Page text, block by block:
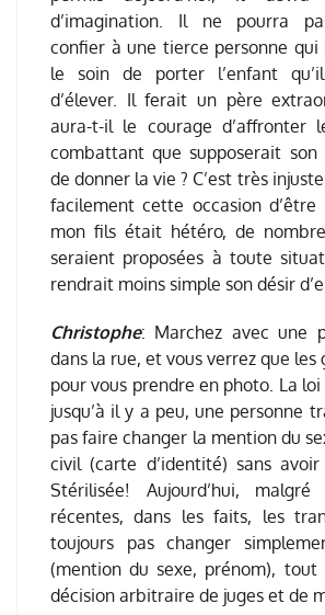
d’imagination. Il ne pourra
confier à une tierce personne
le soin de porter l’enfant
d’élever. Il ferait un père
aura-t-il le courage d’affronter
combattant que supposerait son
de donner la vie ? C’est très
facilement cette occasion d’être
mon fils était hétéro, de
seraient proposées à toute
rendrait moins simple son désir
Christophe: Marchez avec une
dans la rue, et vous verrez que les
pour vous prendre en photo. La
jusqu’à il y a peu, une personne
pas faire changer la mention du
civil (carte d’identité) sans avoir
Stérilisée! Aujourd’hui,
récentes, dans les faits, les
toujours pas changer
(mention du sexe, prénom),
décision arbitraire de juges et de